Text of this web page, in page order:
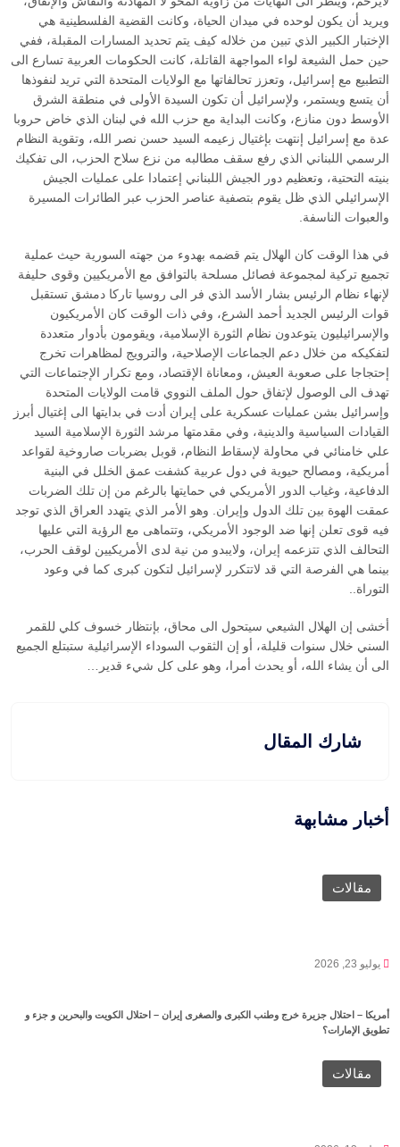
ويريد أن يكون لوحده في ميدان الحياة، وكانت القضية الفلسطينية هي
الإختبار الكبير الذي تبين من خلاله كيف يتم تحديد المسارات المقبلة، ففي
حين حمل الشيعة لواء المواجهة القاتلة، كانت الحكومات العربية تسارع الى
التطبيع مع إسرائيل، وتعزز تحالفاتها مع الولايات المتحدة التي تريد لنفوذها
أن يتسع ويستمر، ولإسرائيل أن تكون السيدة الأولى في منطقة الشرق
الأوسط دون منازع، وكانت البداية مع حزب الله في لبنان الذي خاض حروبا
عدة مع إسرائيل إنتهت بإغتيال زعيمه السيد حسن نصر الله، وتقوية النظام
الرسمي اللبناني الذي رفع سقف مطالبه من نزع سلاح الحزب، الى تفكيك
بنيته التحتية، وتعظيم دور الجيش اللبناني إعتمادا على عمليات الجيش
الإسرائيلي الذي ظل يقوم بتصفية عناصر الحزب عبر الطائرات المسيرة
والعبوات الناسفة.
في هذا الوقت كان الهلال يتم قضمه بهدوء من جهته السورية حيث عملية
تجميع تركية لمجموعة فصائل مسلحة بالتوافق مع الأمريكيين وقوى حليفة
لإنهاء نظام الرئيس بشار الأسد الذي فر الى روسيا تاركا دمشق تستقبل
قوات الرئيس الجديد أحمد الشرع، وفي ذات الوقت كان الأمريكيون
والإسرائيليون يتوعدون نظام الثورة الإسلامية، ويقومون بأدوار متعددة
لتفكيكه من خلال دعم الجماعات الإصلاحية، والترويج لمظاهرات تخرج
إحتجاجا على صعوبة العيش، ومعاناة الإقتصاد، ومع تكرار الإجتماعات التي
تهدف الى الوصول لإتفاق حول الملف النووي قامت الولايات المتحدة
وإسرائيل بشن عمليات عسكرية على إيران أدت في بدايتها الى إغتيال أبرز
القيادات السياسية والدينية، وفي مقدمتها مرشد الثورة الإسلامية السيد
علي خامنائي في محاولة لإسقاط النظام، قوبل بضربات صاروخية لقواعد
أمريكية، ومصالح حيوية في دول عربية كشفت عمق الخلل في البنية
الدفاعية، وغياب الدور الأمريكي في حمايتها بالرغم من إن تلك الضربات
عمقت الهوة بين تلك الدول وإيران. وهو الأمر الذي يتهدد العراق الذي توجد
فيه قوى تعلن إنها ضد الوجود الأمريكي، وتتماهى مع الرؤية التي عليها
التحالف الذي تتزعمه إيران، ولايبدو من نية لدى الأمريكيين لوقف الحرب،
بينما هي الفرصة التي قد لاتتكرر لإسرائيل لتكون كبرى كما في وعود
التوراة..
أخشى إن الهلال الشيعي سيتحول الى محاق، بإنتظار خسوف كلي للقمر
السني خلال سنوات قليلة، أو إن الثقوب السوداء الإسرائيلية ستبتلع الجميع
الى أن يشاء الله، أو يحدث أمرا، وهو على كل شيء قدير…
شارك المقال
أخبار مشابهة
مقالات
يوليو 23, 2026
أمريكا – احتلال جزيرة خرج وطنب الكبرى والصغرى إيران – احتلال الكويت والبحرين و جزء و
تطويق الإمارات؟
مقالات